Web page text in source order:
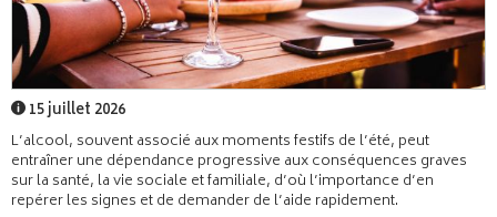
15 juillet 2026
L’alcool, souvent associé aux moments festifs de l’été, peut
entraîner une dépendance progressive aux conséquences graves
sur la santé, la vie sociale et familiale, d’où l’importance d’en
repérer les signes et de demander de l’aide rapidement.